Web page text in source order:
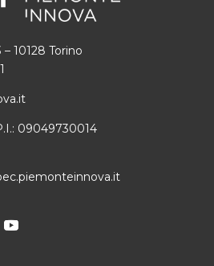
10128 Torino
09049730014